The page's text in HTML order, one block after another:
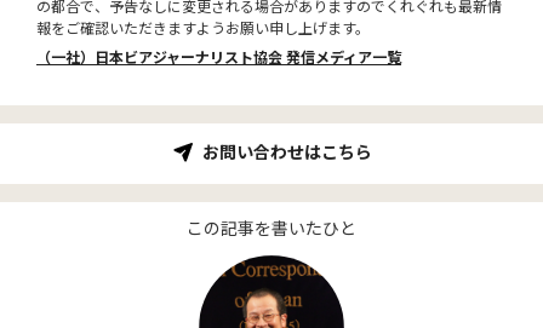
の都合で、予告なしに変更される場合がありますのでくれぐれも最新情
報をご確認いただきますようお願い申し上げます。
（一社）日本ビアジャーナリスト協会 発信メディア一覧
お問い合わせはこちら
この記事を書いたひと